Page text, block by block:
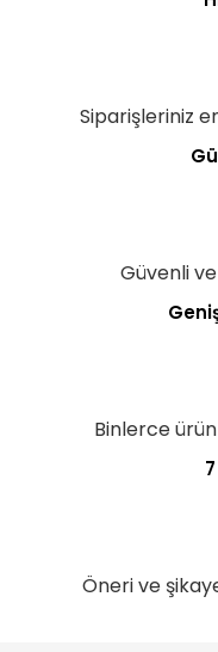
Siparişleriniz
Güvenli
Binlerce
Öneri ve